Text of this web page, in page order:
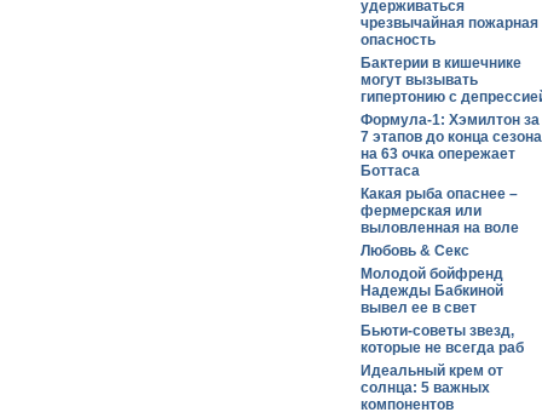
удерживаться
чрезвычайная пожарная
опасность
Бактерии в кишечнике
могут вызывать
гипертонию с
Формула-1: Хэмилтон за
7 этапов до конца сезона
на 63 очка опережает
Боттаса
Какая рыба опаснее –
фермерская или
выловленная на воле
Любовь & Секс
Молодой бойфренд
Надежды Бабкиной
вывел ее в свет
Бьюти-советы звезд,
которые не всегда раб
Идеальный крем от
солнца: 5 важных
компонентов